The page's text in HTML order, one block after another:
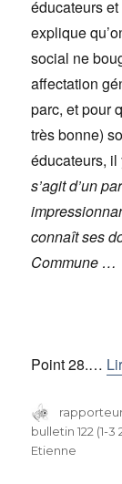
éducateurs
explique
social ne
affectation
parc, et pour
très bonne)
éducateurs,
s’agit d’un
connaît ses
Commune …
Point 28.…
Auteur
bulletin 122 (1-3
Etienne